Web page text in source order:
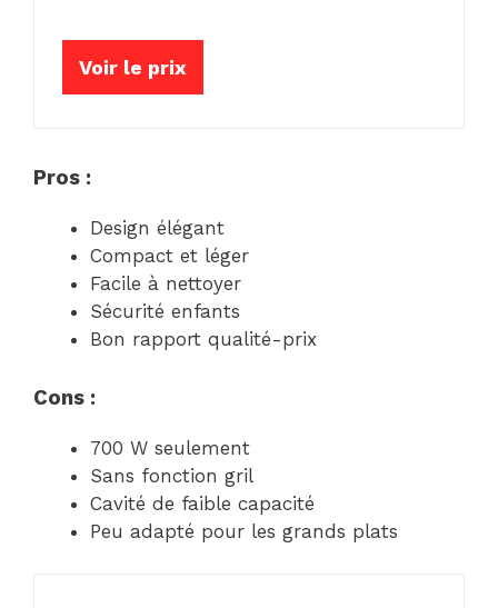
Voir le prix
Pros :
Design élégant
Compact et léger
Facile à nettoyer
Sécurité enfants
Bon rapport qualité-prix
Cons :
700 W seulement
Sans fonction gril
Cavité de faible capacité
Peu adapté pour les grands plats